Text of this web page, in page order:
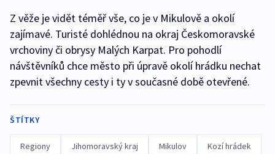
Z věže je vidět téměř vše, co je v Mikulově a okolí
zajímavé. Turisté dohlédnou na okraj Českomoravské
vrchoviny či obrysy Malých Karpat. Pro pohodlí
návštěvníků chce město při úpravě okolí hrádku nechat
zpevnit všechny cesty i ty v současné době otevřené.
ŠTÍTKY
Regiony Jihomoravský kraj Mikulov Kozí hrádek